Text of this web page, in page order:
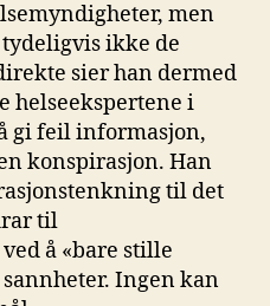
men
ikke de
sier han dermed
helseekspertene i
gi feil informasjon,
konspirasjon. Han
til det
til
å «bare stille
Ingen kan